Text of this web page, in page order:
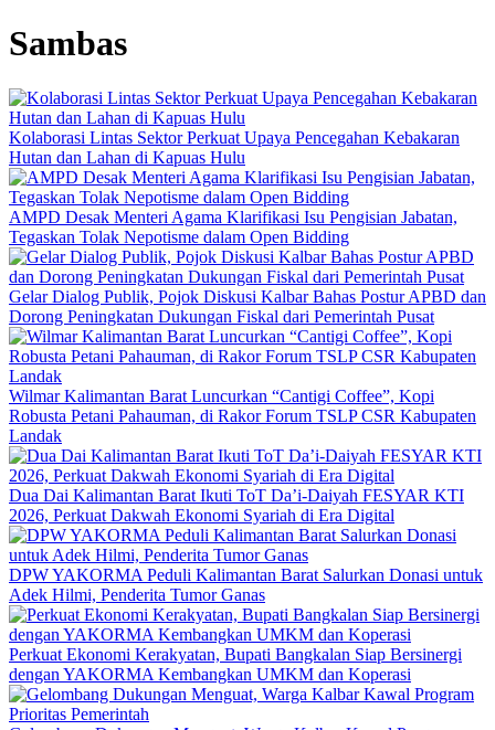
Sambas
Kolaborasi Lintas Sektor Perkuat Upaya Pencegahan Kebakaran
Hutan dan Lahan di Kapuas Hulu
AMPD Desak Menteri Agama Klarifikasi Isu Pengisian Jabatan,
Tegaskan Tolak Nepotisme dalam Open Bidding
Gelar Dialog Publik, Pojok Diskusi Kalbar Bahas Postur APBD dan
Dorong Peningkatan Dukungan Fiskal dari Pemerintah Pusat
Wilmar Kalimantan Barat Luncurkan “Cantigi Coffee”, Kopi
Robusta Petani Pahauman, di Rakor Forum TSLP CSR Kabupaten
Landak
Dua Dai Kalimantan Barat Ikuti ToT Da’i-Daiyah FESYAR KTI
2026, Perkuat Dakwah Ekonomi Syariah di Era Digital
DPW YAKORMA Peduli Kalimantan Barat Salurkan Donasi untuk
Adek Hilmi, Penderita Tumor Ganas
Perkuat Ekonomi Kerakyatan, Bupati Bangkalan Siap Bersinergi
dengan YAKORMA Kembangkan UMKM dan Koperasi